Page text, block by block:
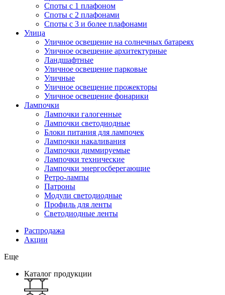
Споты с 1 плафоном
Споты с 2 плафонами
Споты с 3 и более плафонами
Улица
Уличное освещение на солнечных батареях
Уличное освещение архитектурные
Ландшафтные
Уличное освещение парковые
Уличные
Уличное освещение прожекторы
Уличное освещение фонарики
Лампочки
Лампочки галогенные
Лампочки светодиодные
Блоки питания для лампочек
Лампочки накаливания
Лампочки диммируемые
Лампочки технические
Лампочки энергосберегающие
Ретро-лампы
Патроны
Модули светодиодные
Профиль для ленты
Светодиодные ленты
Распродажа
Акции
Еще
Каталог продукции